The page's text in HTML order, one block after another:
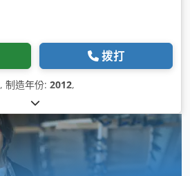
拨打
, 制造年份: 2012,